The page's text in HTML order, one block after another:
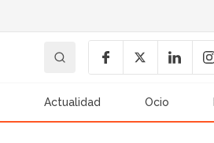
Actualidad Ocio